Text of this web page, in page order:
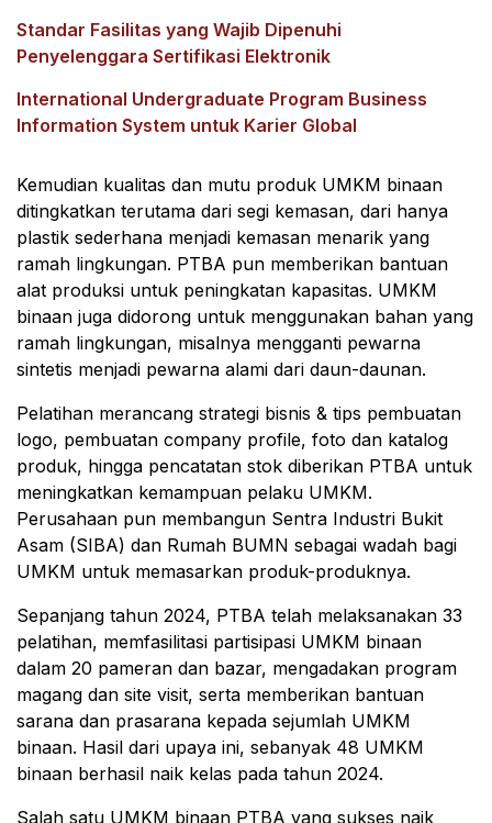
Standar Fasilitas yang Wajib Dipenuhi
Penyelenggara Sertifikasi Elektronik
International Undergraduate Program Business
Information System untuk Karier Global
Kemudian kualitas dan mutu produk UMKM binaan
ditingkatkan terutama dari segi kemasan, dari hanya
plastik sederhana menjadi kemasan menarik yang
ramah lingkungan. PTBA pun memberikan bantuan
alat produksi untuk peningkatan kapasitas. UMKM
binaan juga didorong untuk menggunakan bahan yang
ramah lingkungan, misalnya mengganti pewarna
sintetis menjadi pewarna alami dari daun-daunan.
Pelatihan merancang strategi bisnis & tips pembuatan
logo, pembuatan company profile, foto dan katalog
produk, hingga pencatatan stok diberikan PTBA untuk
meningkatkan kemampuan pelaku UMKM.
Perusahaan pun membangun Sentra Industri Bukit
Asam (SIBA) dan Rumah BUMN sebagai wadah bagi
UMKM untuk memasarkan produk-produknya.
Sepanjang tahun 2024, PTBA telah melaksanakan 33
pelatihan, memfasilitasi partisipasi UMKM binaan
dalam 20 pameran dan bazar, mengadakan program
magang dan site visit, serta memberikan bantuan
sarana dan prasarana kepada sejumlah UMKM
binaan. Hasil dari upaya ini, sebanyak 48 UMKM
binaan berhasil naik kelas pada tahun 2024.
Salah satu UMKM binaan PTBA yang sukses naik